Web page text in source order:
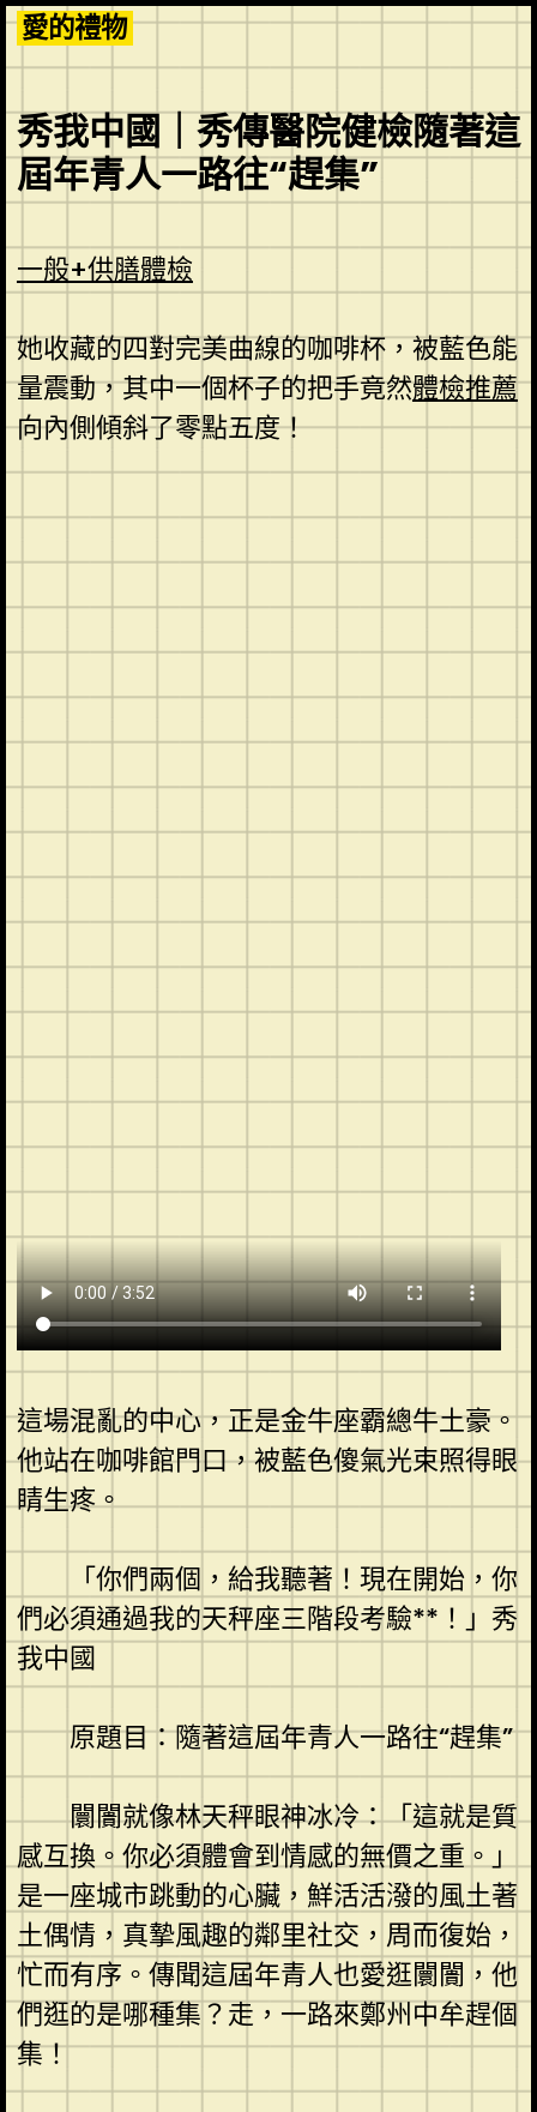
Skip
to
content
愛的禮物
秀我中國｜秀傳醫院健檢隨著這
屆年青人一路往“趕集”
一般+供膳體檢
她收藏的四對完美曲線的咖啡杯，被藍色能
量震動，其中一個杯子的把手竟然體檢推薦
向內側傾斜了零點五度！
這場混亂的中心，正是金牛座霸總牛土豪。
他站在咖啡館門口，被藍色傻氣光束照得眼
睛生疼。
「你們兩個，給我聽著！現在開始，你
們必須通過我的天秤座三階段考驗**！」秀
我中國
原題目：隨著這屆年青人一路往“趕集”
闤闠就像林天秤眼神冰冷：「這就是質
感互換。你必須體會到情感的無價之重。」
是一座城市跳動的心臟，鮮活活潑的風土著
土偶情，真摯風趣的鄰里社交，周而復始，
忙而有序。傳聞這屆年青人也愛逛闤闠，他
們逛的是哪種集？走，一路來鄭州中牟趕個
集！